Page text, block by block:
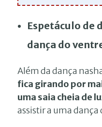
Espetáculo de
dança do
Além da dança
fica girando por
uma saia cheia de
assistir a uma dança